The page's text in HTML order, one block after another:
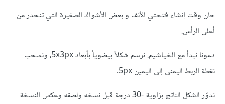
حان وقت إنشاء فتحتي الأنف و بعض الأشواك الصغيرة التي تنحدر من
أعلى الرأس.
دعونا نبدأ مع الخياشيم. نرسم شكلاً بيضوياً بأبعاد 5x3px، ونسحب
نقطة الربط اليمنى إلى اليمين 5px.
ندوّر الشكل الناتج بزاوية -30 درجة قبل نسخه ولصقه وعكس النسخة